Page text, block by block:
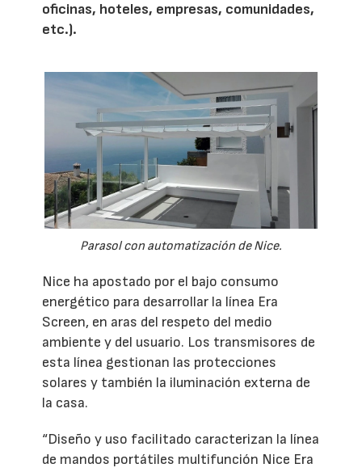
oficinas, hoteles, empresas, comunidades,
etc.).
Parasol con automatización de Nice.
Nice ha apostado por el bajo consumo
energético para desarrollar la línea Era
Screen, en aras del respeto del medio
ambiente y del usuario. Los transmisores de
esta línea gestionan las protecciones
solares y también la iluminación externa de
la casa.
“Diseño y uso facilitado caracterizan la línea
de mandos portátiles multifunción Nice Era